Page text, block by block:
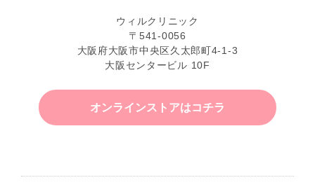
ウィルクリニック
〒541-0056
大阪府大阪市中央区久太郎町4-1-3
大阪センタービル 10F
オンラインストアはコチラ